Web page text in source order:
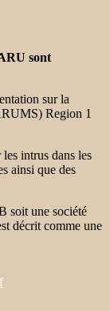
sont
sur la
Region 1
intrus dans les
ainsi que des
soit une société
décrit comme une